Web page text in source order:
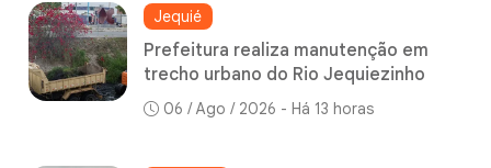
Jequié
Prefeitura realiza manutenção em
trecho urbano do Rio Jequiezinho
06 / Ago / 2026 - Há 13 horas